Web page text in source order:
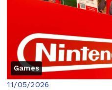
Games
11/05/2026